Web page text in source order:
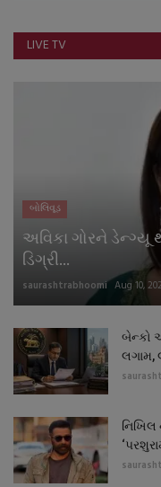
LIVE TV
બોલિવૂડ
અવિકા ગોરને ડેન્ગ્યૂ
ડિગ્રી...
saurashtrabhoomi Aug 10,
બેન્કો
લગામ,
નિખિલ